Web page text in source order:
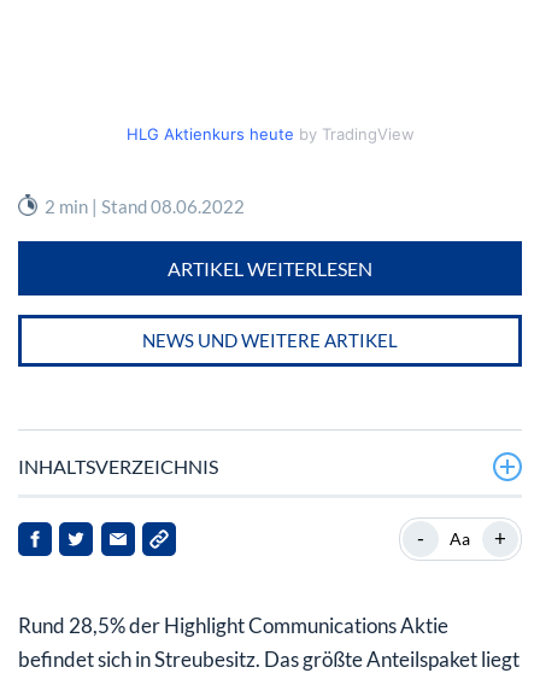
HLG Aktienkurs heute by TradingView
2 min | Stand 08.06.2022
ARTIKEL WEITERLESEN
NEWS UND WEITERE ARTIKEL
INHALTSVERZEICHNIS
Die Highlight Communications Aktie – die
wirtschaftliche Seite von Entertainment
Communications
- Aa +
Rund 28,5% der Highlight Communications Aktie
befindet sich in Streubesitz. Das größte Anteilspaket liegt